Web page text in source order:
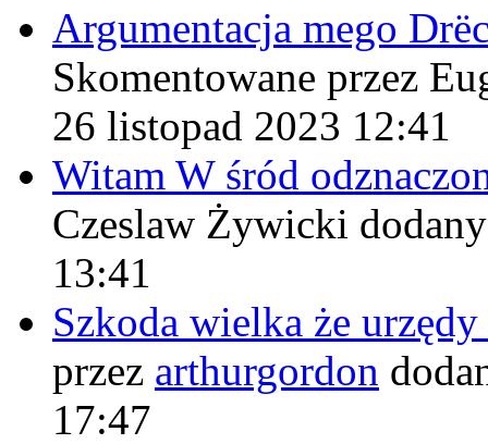
Argumentacja mego
Skomentowane przez
26 listopad 2023 12:41
Witam W śród
Czeslaw Żywicki
13:41
Szkoda wielka że
przez arthurgordon
17:47